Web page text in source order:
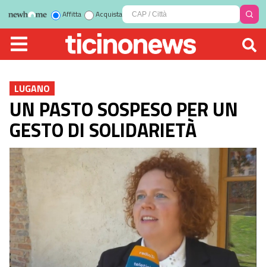
Affitta Acquista
LUGANO
UN PASTO SOSPESO PER UN
GESTO DI SOLIDARIETÀ